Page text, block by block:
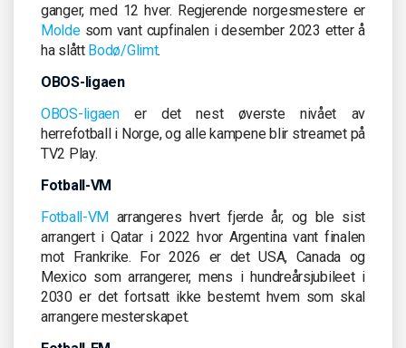
ganger, med 12 hver. Regjerende norgesmestere er
Moldesom vant cupfinalen i desember 2023 etter å
ha slått Bodø/Glimt.
OBOS-ligaen
OBOS-ligaener det nest øverste nivået av
herrefotball i Norge, og alle kampene blir streamet på
TV2 Play.
Fotball-VM
Fotball-VM arrangeres hvert fjerde år, og ble sist
arrangert i Qatar i 2022 hvor Argentina vant finalen
mot Frankrike. For 2026 er det USA, Canada og
Mexico som arrangerer, mens i hundreårsjubileet i
2030 er det fortsatt ikke bestemt hvem som skal
arrangere mesterskapet.